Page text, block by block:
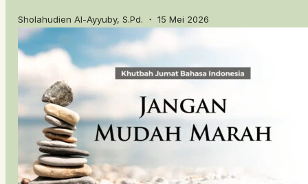
Sholahudien Al-Ayyuby, S.Pd. ・ 15 Mei 2026